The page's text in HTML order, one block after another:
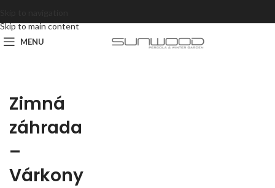
Skip to main content
MENU
Zimná
záhrada
–
Várkony